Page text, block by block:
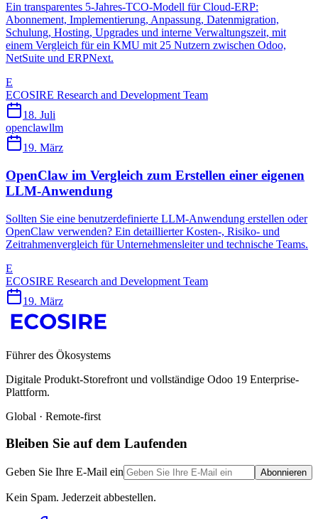
Ein transparentes 5-Jahres-TCO-Modell für Cloud-ERP:
Abonnement, Implementierung, Anpassung, Datenmigration,
Schulung, Hosting, Upgrades und interne Verwaltungszeit, mit
einem Vergleich für ein KMU mit 25 Nutzern zwischen Odoo,
NetSuite und ERPNext.
E
ECOSIRE Research and Development Team
18. Juli
openclawllm
19. März
OpenClaw im Vergleich zum Erstellen einer eigenen
LLM-Anwendung
Sollten Sie eine benutzerdefinierte LLM-Anwendung erstellen oder
OpenClaw verwenden? Ein detaillierter Kosten-, Risiko- und
Zeitrahmenvergleich für Unternehmensleiter und technische Teams.
E
ECOSIRE Research and Development Team
19. März
Führer des Ökosystems
Digitale Produkt-Storefront und vollständige Odoo 19 Enterprise-
Plattform.
Global · Remote-first
Bleiben Sie auf dem Laufenden
Geben Sie Ihre E-Mail ein Abonnieren
Kein Spam. Jederzeit abbestellen.